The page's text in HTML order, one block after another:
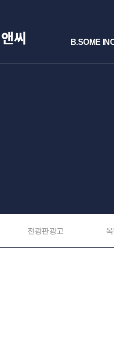
B.SOME
전광판광고